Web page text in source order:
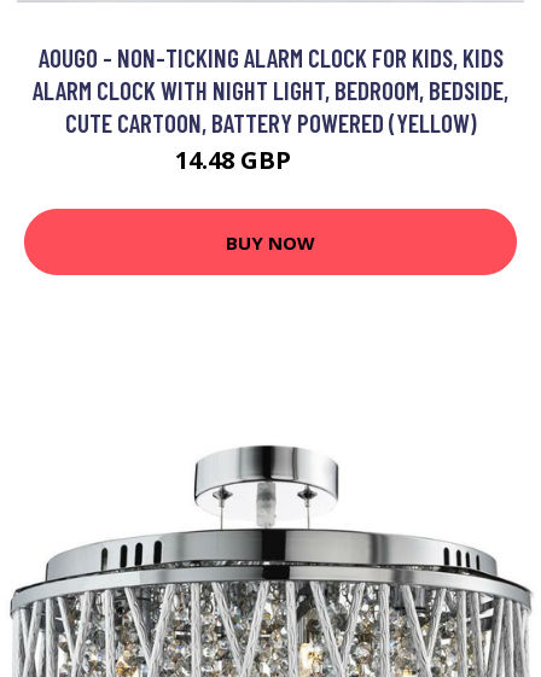
AOUGO - NON-TICKING ALARM CLOCK FOR KIDS, KIDS
ALARM CLOCK WITH NIGHT LIGHT, BEDROOM, BEDSIDE,
CUTE CARTOON, BATTERY POWERED (YELLOW)
14.48 GBP
BUY NOW